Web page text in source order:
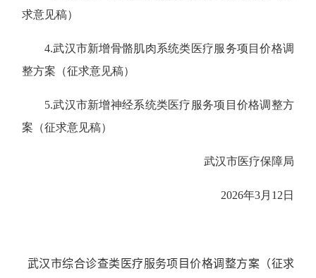
求意见稿）
4.武汉市新增骨骼肌肉系统类医疗服务项目价格调
整方案（征求意见稿）
5.武汉市新增神经系统类医疗服务项目价格调整方
案（征求意见稿）
武汉市医疗保障局
2026年3月12日
武汉市综合诊查类医疗服务项目价格调整方案（征求